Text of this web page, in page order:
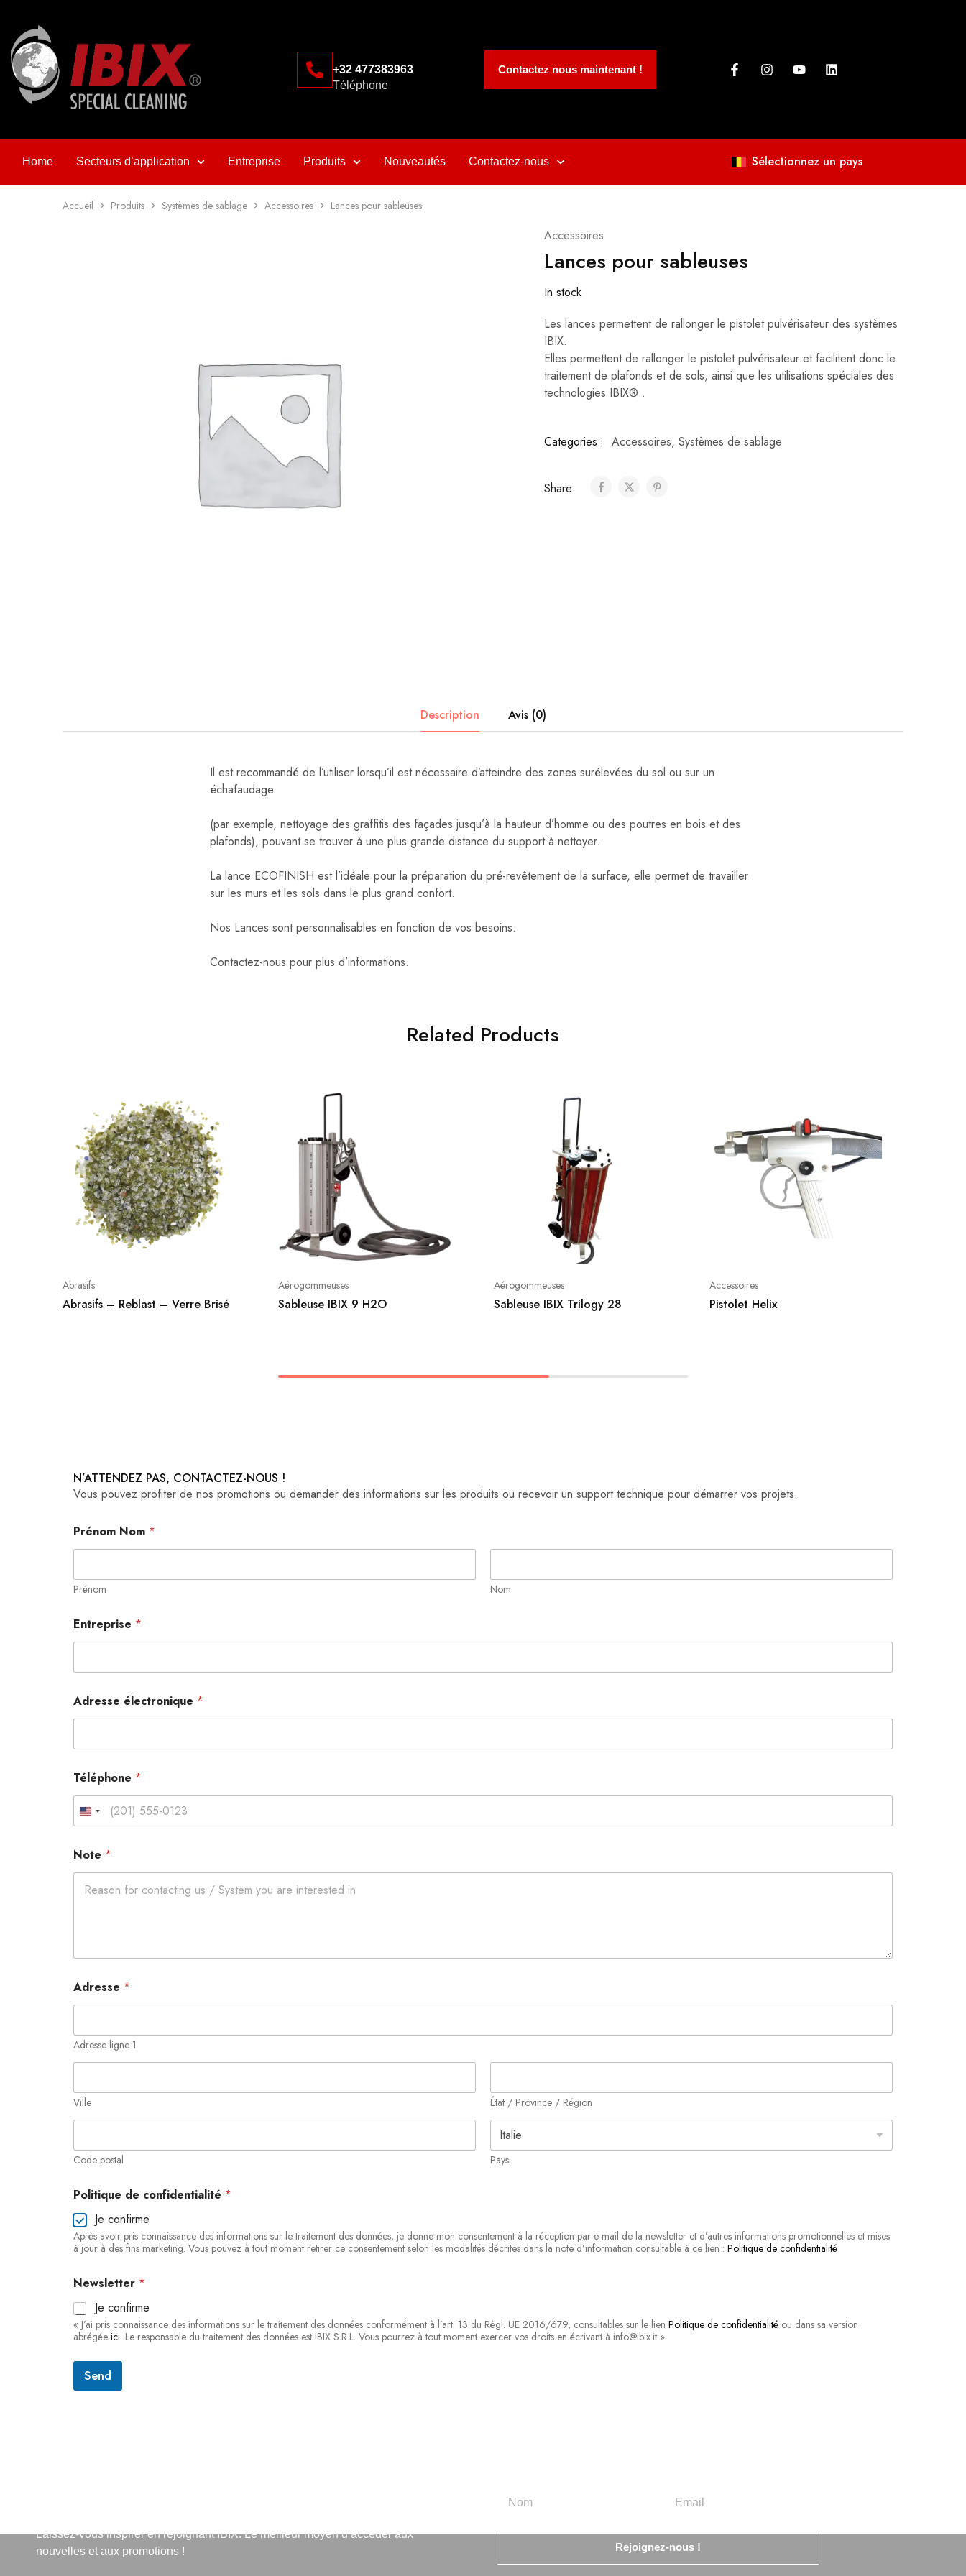
+32 477383963
Téléphone
Contactez nous maintenant !
Home Secteurs d’application Entreprise Produits Nouveautés Contactez-nous Sélectionnez un pays
Accueil Produits Systèmes de sablage Accessoires Lances pour sableuses
Accessoires
Lances pour sableuses
In stock
Les lances permettent de rallonger le pistolet pulvérisateur des systèmes
IBIX.
Elles permettent de rallonger le pistolet pulvérisateur et facilitent donc le
traitement de plafonds et de sols, ainsi que les utilisations spéciales des
technologies IBIX® .
Categories: Accessoires, Systèmes de sablage
Share:
Description Avis (0)
Il est recommandé de l’utiliser lorsqu’il est nécessaire d’atteindre des zones surélevées du sol ou sur un
échafaudage
(par exemple, nettoyage des graffitis des façades jusqu’à la hauteur d’homme ou des poutres en bois et des
plafonds), pouvant se trouver à une plus grande distance du support à nettoyer.
La lance ECOFINISH est l’idéale pour la préparation du pré-revêtement de la surface, elle permet de travailler
sur les murs et les sols dans le plus grand confort.
Nos Lances sont personnalisables en fonction de vos besoins.
Contactez-nous pour plus d’informations.
Related Products
Abrasifs
Abrasifs – Reblast – Verre Brisé
Aérogommeuses
Sableuse IBIX 9 H2O
Aérogommeuses
Sableuse IBIX Trilogy 28
Accessoires
Pistolet Helix
N’ATTENDEZ PAS, CONTACTEZ-NOUS !
Vous pouvez profiter de nos promotions ou demander des informations sur les produits ou recevoir un support technique pour démarrer vos projets.
Prénom Nom *
Prénom Nom
Entreprise *
Adresse électronique *
Téléphone *
United States +1
Note *
Adresse *
Adresse ligne 1
Ville État / Province / Région
Code postal Pays
E
n
t
r
e
r
s
e
N
t
Politique de confidentialité *
Je confirme
Après avoir pris connaissance des informations sur le traitement des données, je donne mon consentement à la réception par e-mail de la newsletter et d’autres informations promotionnelles et mises
à jour à des fins marketing. Vous pouvez à tout moment retirer ce consentement selon les modalités décrites dans la note d’information consultable à ce lien : Politique de confidentialité
Newsletter *
Je confirme
« J’ai pris connaissance des informations sur le traitement des données conformément à l’art. 13 du Règl. UE 2016/679, consultables sur le lien Politique de confidentialité ou dans sa version
abrégée ici. Le responsable du traitement des données est IBIX S.R.L. Vous pourrez à tout moment exercer vos droits en écrivant à info@ibix.it »
Send
Laissez-vous inspirer en rejoignant IBIX. Le meilleur moyen d’accéder aux
nouvelles et aux promotions !
Rejoignez-nous !